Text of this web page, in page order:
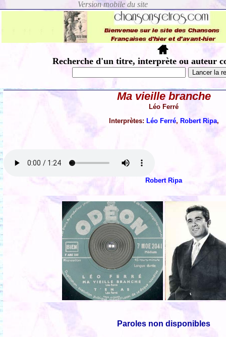
Recherche d'un titre, interprète ou auteur
Ma vieille branche
Léo Ferré
Interprètes: Léo Ferré, Robert Ripa,
Robert Ripa
Paroles non disponibles